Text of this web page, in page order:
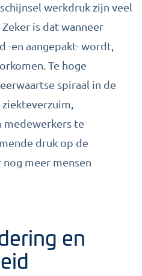
werkdruk zijn veel
is dat wanneer
-en aangepakt- wordt,
Te hoge
spiraal in de
te
druk op de
meer mensen
en